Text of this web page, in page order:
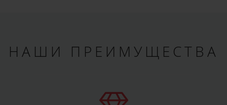
НАШИ ПРЕИМУЩЕСТВА